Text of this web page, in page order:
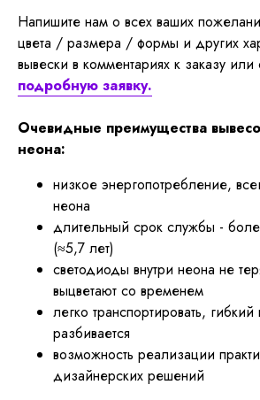
Напишите нам о всех ваших
цвета / размера / формы и других
вывески в комментариях к заказу
подробную заявку.
Очевидные преимущества
неона:
низкое энергопотребление,
неона
длительный срок службы -
(≈5,7 лет)
светодиоды внутри неона не
выцветают со временем
легко транспортировать,
разбивается
возможность реализации
дизайнерских решений